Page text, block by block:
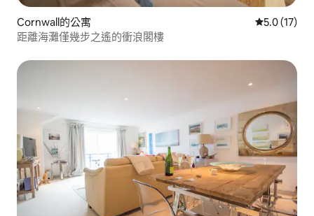
Cornwall的公寓 從 17 則評
5.0 (17)
距離海灘僅幾步之遙的衝浪閣樓